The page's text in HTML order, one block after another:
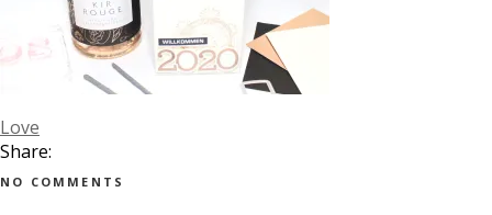
Love
Share:
NO COMMENTS